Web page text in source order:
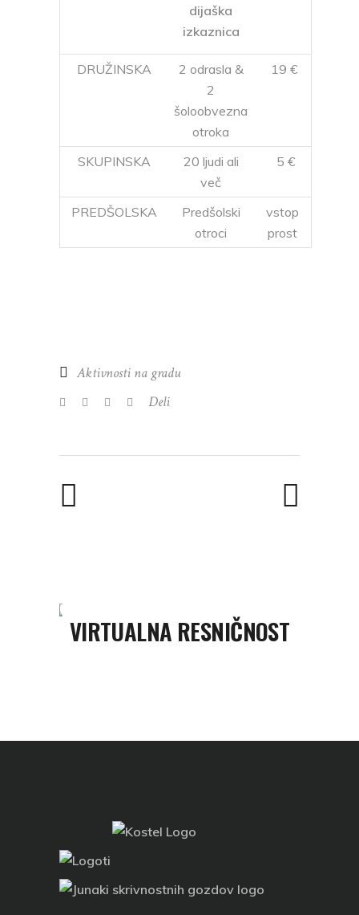
dijaška
izkaznica
DRUŽINSKA
2 odrasla &
2
šoloobvezna
otroka
19 €
SKUPINSKA
20 ljudi ali
več
5 €
PREDŠOLSKA
Predšolski
otroci
vstop
prost
Aktivnosti na gradu
Deli
VIRTUALNA RESNIČNOST